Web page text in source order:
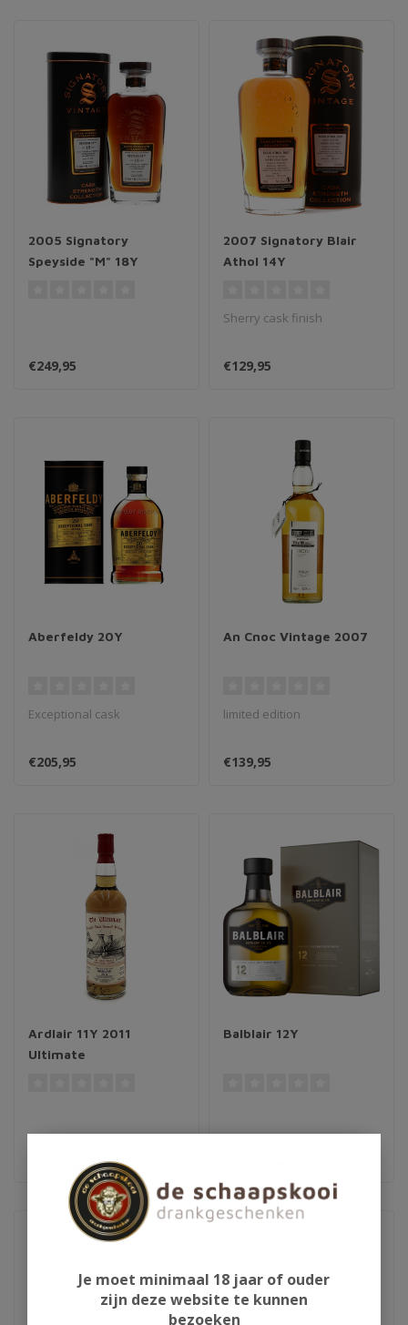
2005 Signatory
Speyside "M" 18Y
€249,95
2007 Signatory Blair
Athol 14Y
Sherry cask finish
€129,95
Aberfeldy 20Y
Exceptional cask
€205,95
An Cnoc Vintage 2007
limited edition
€139,95
Ardlair 11Y 2011
Ultimate
Balblair 12Y
Je moet minimaal 18 jaar of ouder
zijn deze website te kunnen
bezoeken